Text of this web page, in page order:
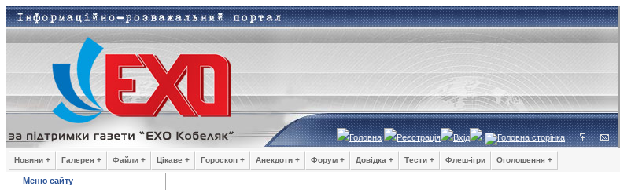
Головна Реєстрація Вхід
Новини + Галерея + Файли + Цікаве + Гороскоп + Анекдоти + Форум + Довідка + Тести + Флеш-ігри Оголошення +
Меню сайту